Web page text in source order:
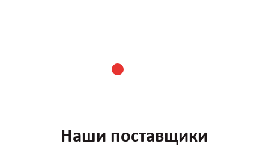
Наши поставщики